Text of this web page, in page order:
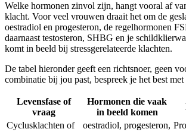
Welke hormonen zinvol zijn, hangt vooral af
klacht. Voor veel vrouwen draait het om de
oestradiol en progesteron, de regelhormonen
daarnaast testosteron, SHBG en je
komt in beeld bij stressgerelateerde klachten.
De tabel hieronder geeft een richtsnoer, geen
combinatie bij jou past, bespreek je het best met
Levensfase of
vraag
Hormonen die vaak
in beeld komen
Cyclusklachten of
oestradiol, progesteron,